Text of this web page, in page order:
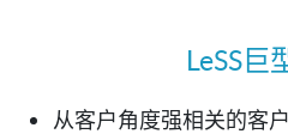
LeSS巨
从客户角度强相关的客